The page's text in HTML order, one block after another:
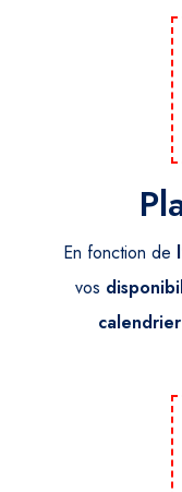
En fonction de
vos
calendrier